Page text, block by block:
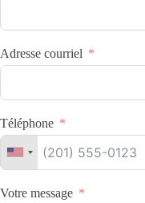
Adresse courriel
Téléphone
Votre message